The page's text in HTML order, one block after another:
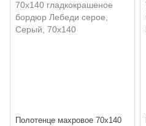
Полотенце махровое 70х140